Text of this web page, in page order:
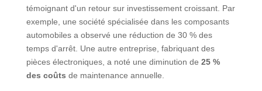
témoignant d'un retour sur investissement croissant. Par
exemple, une société spécialisée dans les composants
automobiles a observé une réduction de 30 % des
temps d'arrêt. Une autre entreprise, fabriquant des
pièces électroniques, a noté une diminution de 25 %
des coûts de maintenance annuelle.